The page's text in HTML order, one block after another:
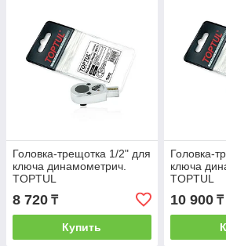
Головка-трещотка 1/2" для
ключа динамометрич.
TOPTUL
8 720 ₸
Купить
Головка-
ключа
TOPTUL
10 900₸